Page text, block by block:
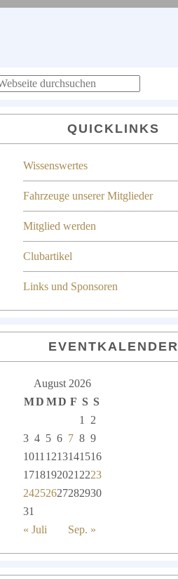
QUICKLINKS
Wissenswertes
Fahrzeuge unserer Mitglieder
Mitglied werden
Clubartikel
Links und Sponsoren
EVENTKALENDER
August 2026
MD MD F S S
1
2
3 4 5 6 7 8 9
1011 1213141516
1718192021 2223
24252627282930
31
« Juli
Sep. »